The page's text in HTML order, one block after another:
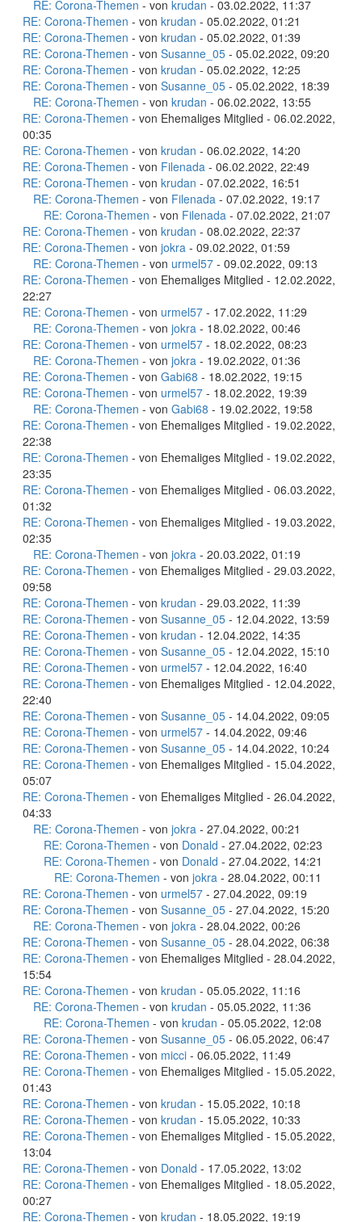
RE: Corona-Themen - von krudan - 03.02.2022, 11:37
RE: Corona-Themen - von krudan - 05.02.2022, 01:21
RE: Corona-Themen - von krudan - 05.02.2022, 01:39
RE: Corona-Themen - von Susanne_05 - 05.02.2022, 09:20
RE: Corona-Themen - von krudan - 05.02.2022, 12:25
RE: Corona-Themen - von Susanne_05 - 05.02.2022, 18:39
RE: Corona-Themen - von krudan - 06.02.2022, 13:55
RE: Corona-Themen - von Ehemaliges Mitglied - 06.02.2022,
00:35
RE: Corona-Themen - von krudan - 06.02.2022, 14:20
RE: Corona-Themen - von Filenada - 06.02.2022, 22:49
RE: Corona-Themen - von krudan - 07.02.2022, 16:51
RE: Corona-Themen - von Filenada - 07.02.2022, 19:17
RE: Corona-Themen - von Filenada - 07.02.2022, 21:07
RE: Corona-Themen - von krudan - 08.02.2022, 22:37
RE: Corona-Themen - von jokra - 09.02.2022, 01:59
RE: Corona-Themen - von urmel57 - 09.02.2022, 09:13
RE: Corona-Themen - von Ehemaliges Mitglied - 12.02.2022,
22:27
RE: Corona-Themen - von urmel57 - 17.02.2022, 11:29
RE: Corona-Themen - von jokra - 18.02.2022, 00:46
RE: Corona-Themen - von urmel57 - 18.02.2022, 08:23
RE: Corona-Themen - von jokra - 19.02.2022, 01:36
RE: Corona-Themen - von Gabi68 - 18.02.2022, 19:15
RE: Corona-Themen - von urmel57 - 18.02.2022, 19:39
RE: Corona-Themen - von Gabi68 - 19.02.2022, 19:58
RE: Corona-Themen - von Ehemaliges Mitglied - 19.02.2022,
22:38
RE: Corona-Themen - von Ehemaliges Mitglied - 19.02.2022,
23:35
RE: Corona-Themen - von Ehemaliges Mitglied - 06.03.2022,
01:32
RE: Corona-Themen - von Ehemaliges Mitglied - 19.03.2022,
02:35
RE: Corona-Themen - von jokra - 20.03.2022, 01:19
RE: Corona-Themen - von Ehemaliges Mitglied - 29.03.2022,
09:58
RE: Corona-Themen - von krudan - 29.03.2022, 11:39
RE: Corona-Themen - von Susanne_05 - 12.04.2022, 13:59
RE: Corona-Themen - von krudan - 12.04.2022, 14:35
RE: Corona-Themen - von Susanne_05 - 12.04.2022, 15:10
RE: Corona-Themen - von urmel57 - 12.04.2022, 16:40
RE: Corona-Themen - von Ehemaliges Mitglied - 12.04.2022,
22:40
RE: Corona-Themen - von Susanne_05 - 14.04.2022, 09:05
RE: Corona-Themen - von urmel57 - 14.04.2022, 09:46
RE: Corona-Themen - von Susanne_05 - 14.04.2022, 10:24
RE: Corona-Themen - von Ehemaliges Mitglied - 15.04.2022,
05:07
RE: Corona-Themen - von Ehemaliges Mitglied - 26.04.2022,
04:33
RE: Corona-Themen - von jokra - 27.04.2022, 00:21
RE: Corona-Themen - von Donald - 27.04.2022, 02:23
RE: Corona-Themen - von Donald - 27.04.2022, 14:21
RE: Corona-Themen - von jokra - 28.04.2022, 00:11
RE: Corona-Themen - von urmel57 - 27.04.2022, 09:19
RE: Corona-Themen - von Susanne_05 - 27.04.2022, 15:20
RE: Corona-Themen - von jokra - 28.04.2022, 00:26
RE: Corona-Themen - von Susanne_05 - 28.04.2022, 06:38
RE: Corona-Themen - von Ehemaliges Mitglied - 28.04.2022,
15:54
RE: Corona-Themen - von krudan - 05.05.2022, 11:16
RE: Corona-Themen - von krudan - 05.05.2022, 11:36
RE: Corona-Themen - von krudan - 05.05.2022, 12:08
RE: Corona-Themen - von Susanne_05 - 06.05.2022, 06:47
RE: Corona-Themen - von micci - 06.05.2022, 11:49
RE: Corona-Themen - von Ehemaliges Mitglied - 15.05.2022,
01:43
RE: Corona-Themen - von krudan - 15.05.2022, 10:18
RE: Corona-Themen - von krudan - 15.05.2022, 10:33
RE: Corona-Themen - von Ehemaliges Mitglied - 15.05.2022,
13:04
RE: Corona-Themen - von Donald - 17.05.2022, 13:02
RE: Corona-Themen - von Ehemaliges Mitglied - 18.05.2022,
00:27
RE: Corona-Themen - von krudan - 18.05.2022, 19:19